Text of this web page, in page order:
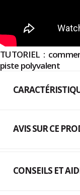
TUTORIEL :
piste polyvalent
AVIS SUR CE
CONSEILS ET